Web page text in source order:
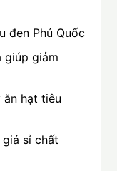
đen Phú Quốc
giúp giảm
hạt tiêu
sỉ chất